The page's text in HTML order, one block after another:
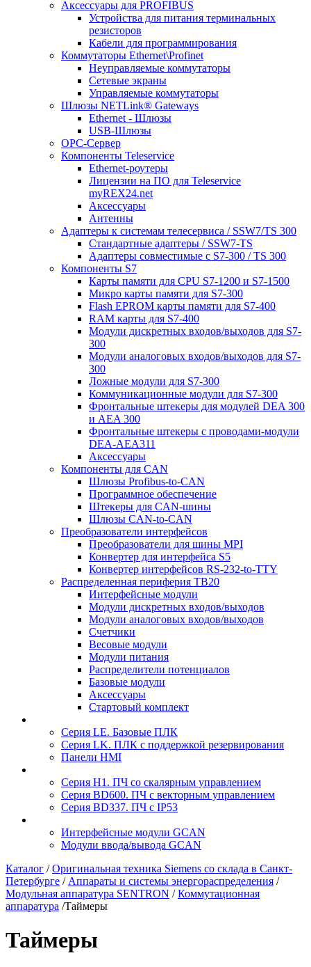
Аксессуары для PROFIBUS
Устройства для питания терминальных
резисторов
Кабели для программирования
Коммутаторы Ethernet\Profinet
Неуправляемые коммутаторы
Сетевые экраны
Управляемые коммутаторы
Шлюзы NETLink® Gateways
Ethernet - Шлюзы
USB-Шлюзы
ОРС-Сервер
Компоненты Teleservice
Ethernet-роутеры
Лицензии на ПО для Teleservice
myREX24.net
Аксессуары
Антенны
Адаптеры к системам телесервиса / SSW7/TS 300
Стандартные адаптеры / SSW7-TS
Адаптеры совместимые с S7-300 / TS 300
Компоненты S7
Карты памяти для CPU S7-1200 и S7-1500
Микро карты памяти для S7-300
Flash EPROM карты памяти для S7-400
RAM карты для S7-400
Модули дискретных входов/выходов для S7-
300
Модули аналоговых входов/выходов для S7-
300
Ложные модули для S7-300
Коммуникационные модули для S7-300
Фронтальные штекеры для модулей DEA 300
и AEA 300
Фронтальные штекеры с проводами-модули
DEA-AEA311
Аксессуары
Компоненты для CAN
Шлюзы Profibus-to-CAN
Программное обеспечение
Штекеры для CAN-шины
Шлюзы CAN-to-CAN
Преобразователи интерфейсов
Преобразователи для шины MPI
Конвертер для интерфейса S5
Конвертер интерфейсов RS-232-to-TTY
Распределенная периферия TB20
Интерфейсные модули
Модули дискретных входов/выходов
Модули аналоговых входов/выходов
Счетчики
Весовые модули
Модули питания
Распределители потенциалов
Базовые модули
Аксесcуары
Стартовый комплект
Серия LE. Базовые ПЛК
Серия LK. ПЛК с поддержкой резервирования
Панели HMI
Серия H1. ПЧ со скалярным управлением
Серия BD600. ПЧ с векторным управлением
Серия BD337. ПЧ с IP53
Интерфейсные модули GCAN
Модули ввода/вывода GCAN
Каталог / Оригинальная техника Siemens со склада в Санкт-
Петербурге / Аппараты и системы энергораспределения /
Модульная аппаратура SENTRON / Коммутационная
аппаратура /Таймеры
Таймеры